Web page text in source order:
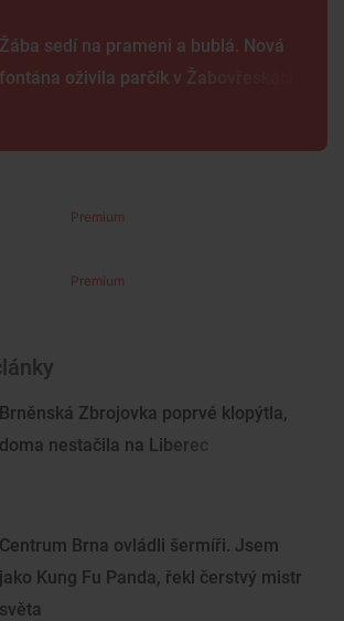
Žába sedí na prameni a bublá. Nová
fontána oživila parčík v Žabovřeskách
Premium
Premium
Brněnská Zbrojovka poprvé klopýtla,
doma nestačila na Liberec
Centrum Brna ovládli šermíři. Jsem
jako Kung Fu Panda, řekl čerstvý mistr
světa